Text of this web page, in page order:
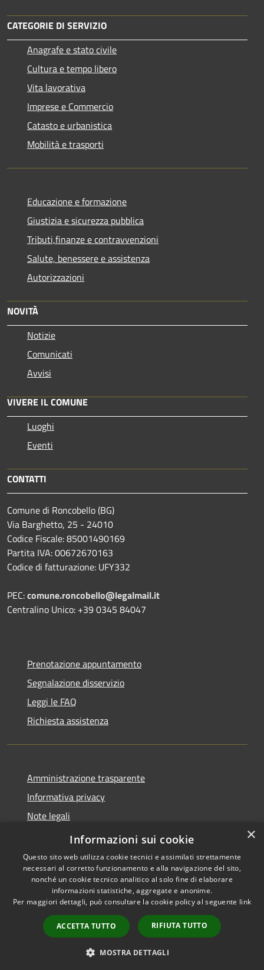
CATEGORIE DI SERVIZIO
Anagrafe e stato civile
Cultura e tempo libero
Vita lavorativa
Imprese e Commercio
Catasto e urbanistica
Mobilità e trasporti
Educazione e formazione
Giustizia e sicurezza pubblica
Tributi,finanze e contravvenzioni
Salute, benessere e assistenza
Autorizzazioni
NOVITÀ
Notizie
Comunicati
Avvisi
VIVERE IL COMUNE
Luoghi
Eventi
CONTATTI
Comune di Roncobello (BG)
Via Barghetto, 25 - 24010
Codice Fiscale: 85001490169
Partita IVA: 00672670163
Codice di fatturazione: UFY332
PEC:comune.roncobello@legalmail.it
Centralino Unico: +39 0345 84047
Prenotazione appuntamento
Segnalazione disservizio
Leggi le FAQ
Richiesta assistenza
Amministrazione trasparente
Informativa privacy
Note legali
Dichiarazione di accessibilità
Accessibilità
Copyright © 2026 • Comune di
Roncobello • Powered by
Municipium•
Accesso
redazione
×
Informazioni sui cookie
Questo sito web utilizza cookie tecnici e assimilati strettamente
necessari al corretto funzionamento e alla navigazione del sito,
nonché un cookie tecnico analitico al solo fine di elaborare
informazioni statistiche, aggregate e anonime.
Per maggiori dettagli, può consultare la cookie policy al seguente link
ACCETTA TUTTO RIFIUTA TUTTO
MOSTRA DETTAGLI